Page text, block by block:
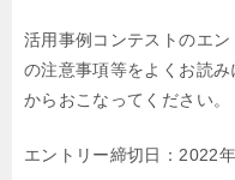
活用事例コンテストのエ
の注意事項等をよくお読み
からおこなってください。
エントリー締切日：2022